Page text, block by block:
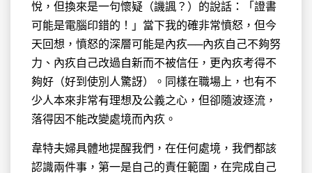
悅，但換來是一句懷疑（譏諷？）的說話：「證書
可能是電腦印錯的！」當下我的確非常憤怒，但今
天回想，憤怒的深層可能是內疚──內疚自己不夠努
力、內疚自己改過自新而不被信任，更內疚考得不
夠好（好到使別人驚訝）。同樣在職場上，也有不
少人本來非常有理想及公義之心，但卻隨波逐流，
落得因不能改變處境而內疚。
韋特夫婦具體地提醒我們，在任何處境，我們都該
認識兩件事，第一是自己的責任範圍，在完成自己